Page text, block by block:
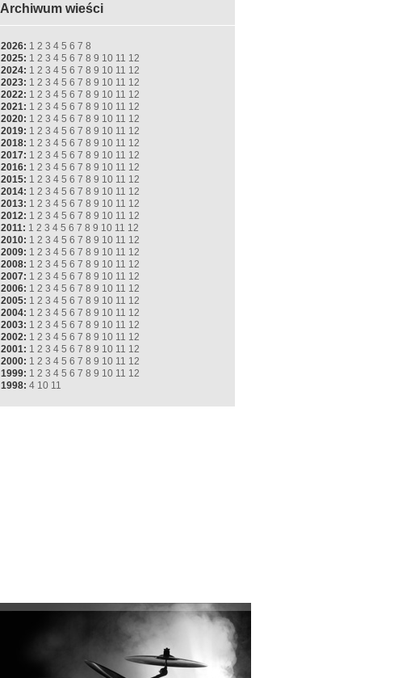
Archiwum wieści
2026: 1 2 3 4 5 6 7 8
2025: 1 2 3 4 5 6 7 8 9 10 11 12
2024: 1 2 3 4 5 6 7 8 9 10 11 12
2023: 1 2 3 4 5 6 7 8 9 10 11 12
2022: 1 2 3 4 5 6 7 8 9 10 11 12
2021: 1 2 3 4 5 6 7 8 9 10 11 12
2020: 1 2 3 4 5 6 7 8 9 10 11 12
2019: 1 2 3 4 5 6 7 8 9 10 11 12
2018: 1 2 3 4 5 6 7 8 9 10 11 12
2017: 1 2 3 4 5 6 7 8 9 10 11 12
2016: 1 2 3 4 5 6 7 8 9 10 11 12
2015: 1 2 3 4 5 6 7 8 9 10 11 12
2014: 1 2 3 4 5 6 7 8 9 10 11 12
2013: 1 2 3 4 5 6 7 8 9 10 11 12
2012: 1 2 3 4 5 6 7 8 9 10 11 12
2011: 1 2 3 4 5 6 7 8 9 10 11 12
2010: 1 2 3 4 5 6 7 8 9 10 11 12
2009: 1 2 3 4 5 6 7 8 9 10 11 12
2008: 1 2 3 4 5 6 7 8 9 10 11 12
2007: 1 2 3 4 5 6 7 8 9 10 11 12
2006: 1 2 3 4 5 6 7 8 9 10 11 12
2005: 1 2 3 4 5 6 7 8 9 10 11 12
2004: 1 2 3 4 5 6 7 8 9 10 11 12
2003: 1 2 3 4 5 6 7 8 9 10 11 12
2002: 1 2 3 4 5 6 7 8 9 10 11 12
2001: 1 2 3 4 5 6 7 8 9 10 11 12
2000: 1 2 3 4 5 6 7 8 9 10 11 12
1999: 1 2 3 4 5 6 7 8 9 10 11 12
1998: 4 10 11